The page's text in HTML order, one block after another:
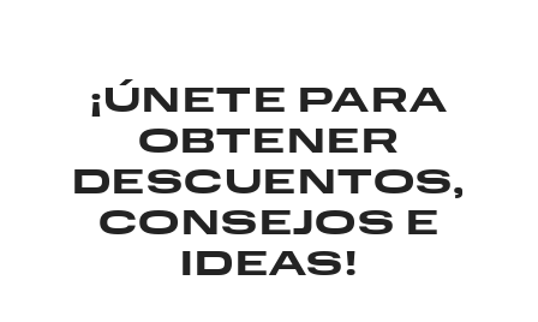
¡ÚNETE PARA
OBTENER
DESCUENTOS,
CONSEJOS E
IDEAS!